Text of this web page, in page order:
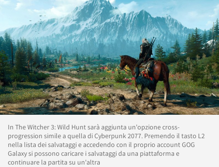
In The Witcher 3: Wild Hunt sarà aggiunta un'opzione cross-
progression simile a quella di Cyberpunk 2077. Premendo il tasto L2
nella lista dei salvataggi e accedendo con il proprio account GOG
Galaxy si possono caricare i salvataggi da una piattaforma e
continuare la partita su un'altra